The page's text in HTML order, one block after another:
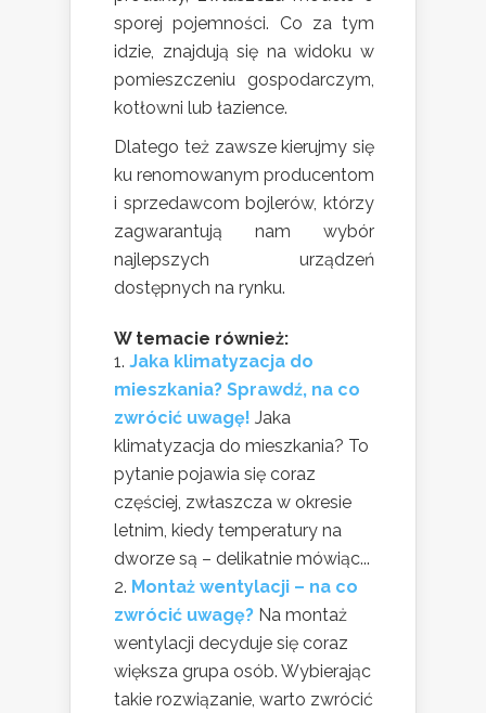
sporej pojemności. Co za tym
idzie, znajdują się na widoku w
pomieszczeniu gospodarczym,
kotłowni lub łazience.
Dlatego też zawsze kierujmy się
ku renomowanym producentom
i sprzedawcom bojlerów, którzy
zagwarantują nam wybór
najlepszych urządzeń
dostępnych na rynku.
W temacie również:
Jaka klimatyzacja do
mieszkania? Sprawdź, na co
zwrócić uwagę! Jaka
klimatyzacja do mieszkania? To
pytanie pojawia się coraz
częściej, zwłaszcza w okresie
letnim, kiedy temperatury na
dworze są – delikatnie mówiąc...
Montaż wentylacji – na co
zwrócić uwagę? Na montaż
wentylacji decyduje się coraz
większa grupa osób. Wybierając
takie rozwiązanie, warto zwrócić